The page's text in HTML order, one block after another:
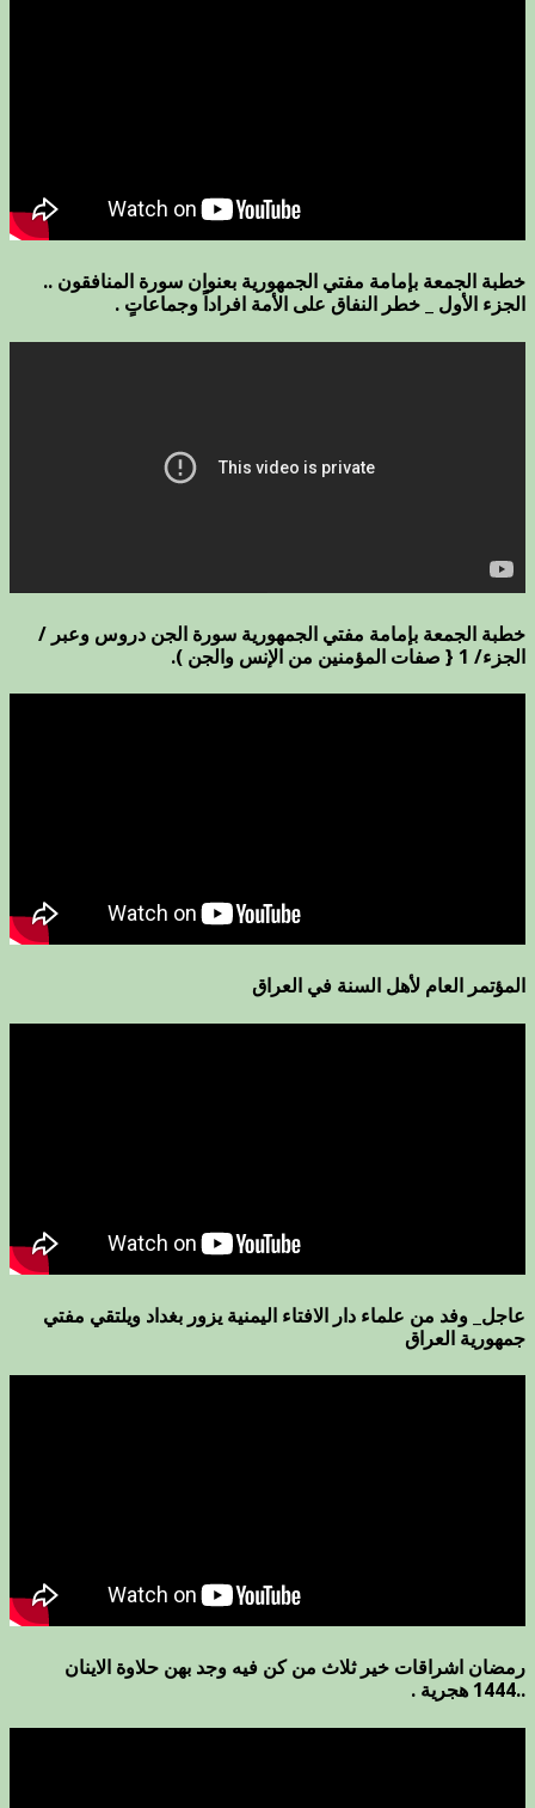
خطبة الجمعة بإمامة مفتي الجمهورية بعنوان سورة المنافقون ..
الجزء الأول _ خطر النفاق على الأمة افراداً وجماعاتٍ .
خطبة الجمعة بإمامة مفتي الجمهورية سورة الجن دروس وعبر /
الجزء/ 1 { صفات المؤمنين من الإنس والجن ).
المؤتمر العام لأهل السنة في العراق
عاجل_ وفد من علماء دار الافتاء اليمنية يزور بغداد ويلتقي مفتي
جمهورية العراق
رمضان اشراقات خير ثلاث من كن فيه وجد بهن حلاوة الاينان
..1444 هجرية .